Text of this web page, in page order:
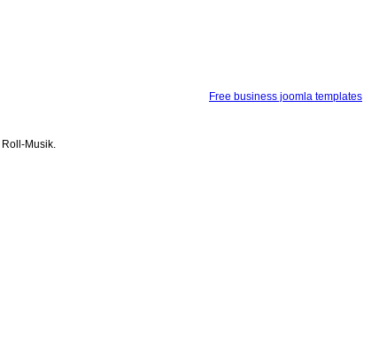
Musik.
Free business joomla templates